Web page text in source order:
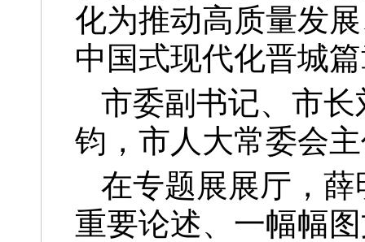
化为推动高质量发
中国式现代化晋城
市委副书记、市
钧，市人大常委会
在专题展展厅，
重要论述、一幅幅